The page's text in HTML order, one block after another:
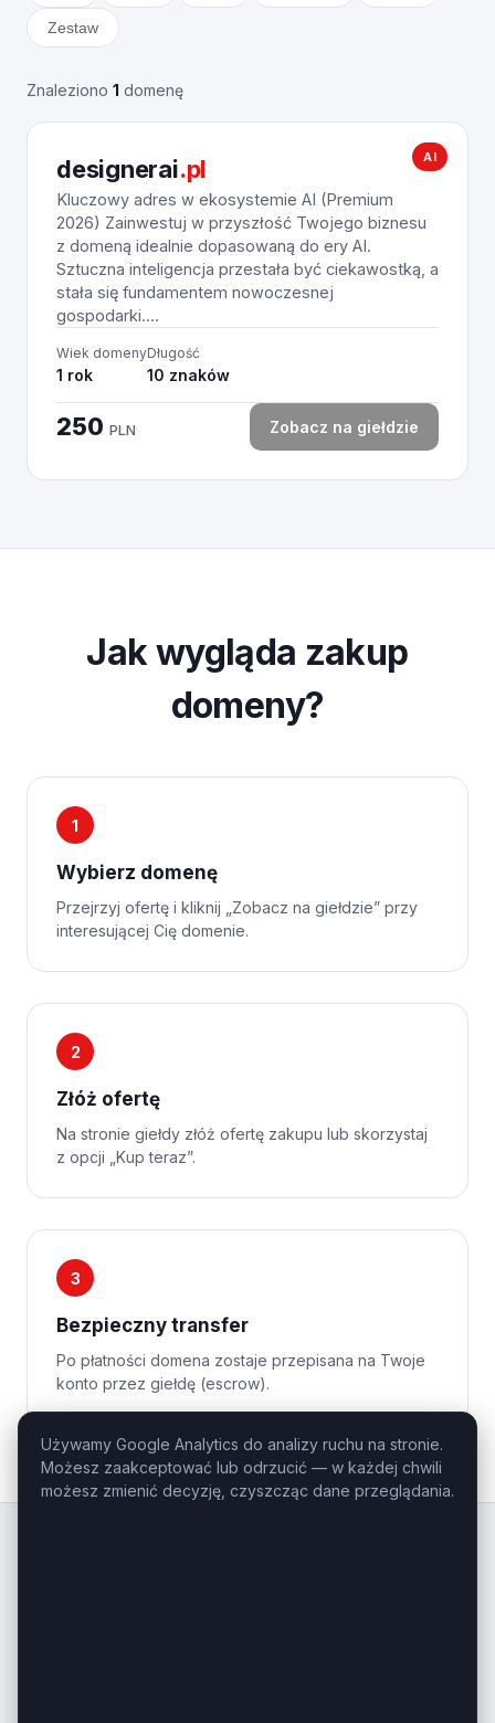
Zestaw
Znaleziono 1 domenę
AI
designerai.pl
Kluczowy adres w ekosystemie AI (Premium
2026) Zainwestuj w przyszłość Twojego biznesu
z domeną idealnie dopasowaną do ery AI.
Sztuczna inteligencja przestała być ciekawostką, a
stała się fundamentem nowoczesnej
gospodarki....
Wiek domeny
1 rok
Długość
10 znaków
250 PLN Zobacz na giełdzie
Jak wygląda zakup
domeny?
1
Wybierz domenę
Przejrzyj ofertę i kliknij „Zobacz na giełdzie” przy
interesującej Cię domenie.
2
Złóż ofertę
Na stronie giełdy złóż ofertę zakupu lub skorzystaj
z opcji „Kup teraz”.
3
Bezpieczny transfer
Po płatności domena zostaje przepisana na Twoje
konto przez giełdę (escrow).
Używamy Google Analytics do analizy ruchu na stronie.
Możesz zaakceptować lub odrzucić — w każdej chwili
możesz zmienić decyzję, czyszcząc dane przeglądania.